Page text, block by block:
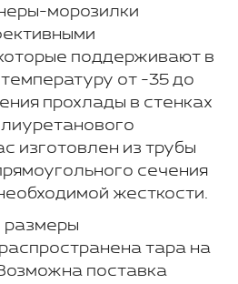
морозилки
поддерживают в
от -35 до
прохлады в стенках
изготовлен из трубы
сечения
жесткости.
размеры
тара на
поставка